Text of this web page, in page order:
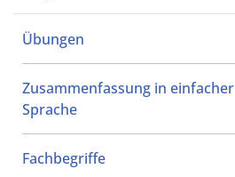
Übungen
Zusammenfassung in einfacher
Sprache
Fachbegriffe